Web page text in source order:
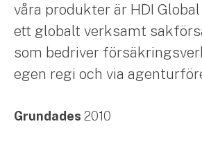
våra produkter är HDI Global
ett globalt verksamt
som bedriver
egen regi och via
Grundades 2010